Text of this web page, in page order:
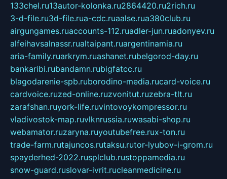
133chel.ru13autor-kolonka.ru2864420.ru2rich.ru
3-d-file.ru3d-file.rua-cdc.ruaalse.rua380club.ru
airgungames.ruaccounts-112.ruadler-jun.ruadonyev.ru
alfeihavsalnassr.rualtaipant.ruargentinamia.ru
aria-family.ruarkrym.ruashanet.rubelgorod-day.ru
bankaribi.rubandamn.rubigfatcc.ru
blagodarenie-spb.ruborodino-media.rucard-voice.ru
cardvoice.ruzed-online.ruzvonitut.ruzebra-tlt.ru
zarafshan.ruyork-life.ruvintovoykompressor.ru
vladivostok-map.ruvlknrussia.ruwasabi-shop.ru
webamator.ruzaryna.ruyoutubefree.rux-ton.ru
trade-farm.rutajuncos.rutaksu.rutor-lyubov-i-grom.ru
spayderhed-2022.rusplclub.rustoppamedia.ru
snow-guard.ruslovar-ivrit.rucleanmedicine.ru